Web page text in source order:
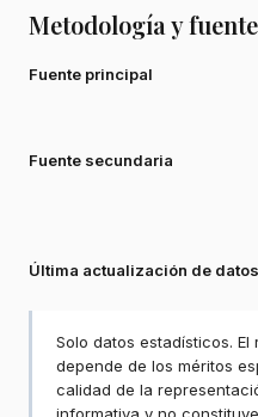
Metodología y
Fuente principal
Fuente secundaria
Última actualización de datos
Solo datos estadísticos.
depende de los méritos
calidad de la
informativa y no